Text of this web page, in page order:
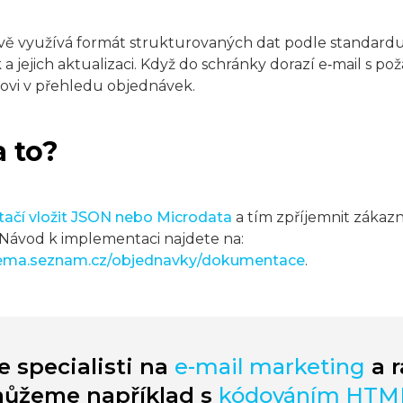
využívá formát strukturovaných dat podle
jejich aktualizaci. Když do schránky dorazí e‑mail s
v přehledu objednávek.
to?
vložit JSON nebo Microdata a tím zpříjemnit
k implementaci najdete na:
objednavky/dokumentace.
specialisti na e-mail marketing a
například s kódováním